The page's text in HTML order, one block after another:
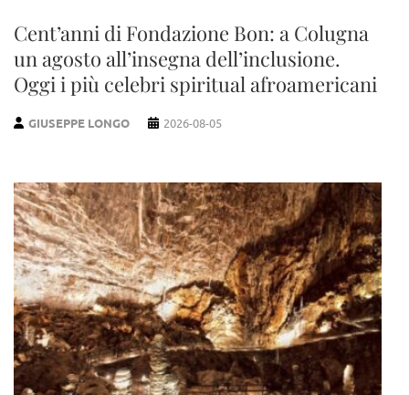
Cent’anni di Fondazione Bon: a Colugna
un agosto all’insegna dell’inclusione.
Oggi i più celebri spiritual afroamericani
GIUSEPPE LONGO 2026-08-05